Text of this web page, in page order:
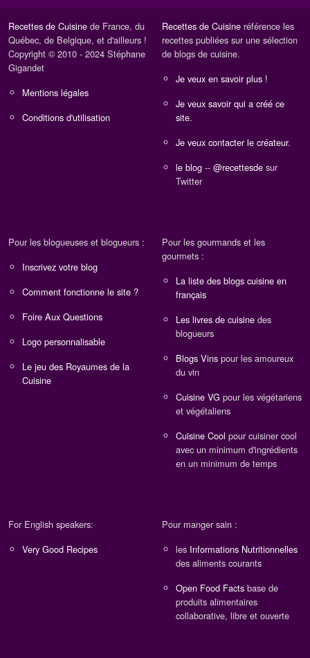
Recettes de Cuisine de France, du
Québec, de Belgique, et d'ailleurs !
Copyright © 2010 - 2024 Stéphane
Gigandet
Mentions légales
Conditions d'utilisation
Recettes de Cuisine référence les
recettes publiées sur une sélection
de blogs de cuisine.
Je veux en savoir plus !
Je veux savoir qui a créé ce
site.
Je veux contacter le créateur.
le blog -- @recettesde sur
Twitter
Pour les blogueuses et blogueurs :
Inscrivez votre blog
Comment fonctionne le site ?
Foire Aux Questions
Logo personnalisable
Le jeu des Royaumes de la
Cuisine
Pour les gourmands et les
gourmets :
La liste des blogs cuisine en
français
Les livres de cuisine des
blogueurs
Blogs Vins pour les amoureux
du vin
Cuisine VG pour les végétariens
et végétaliens
Cuisine Cool pour cuisiner cool
avec un minimum d'ingrédients
en un minimum de temps
For English speakers:
Very Good Recipes
Pour manger sain :
les Informations Nutritionnelles
des aliments courants
Open Food Facts base de
produits alimentaires
collaborative, libre et ouverte